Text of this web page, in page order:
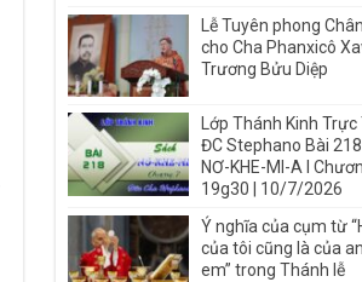
Lễ Tuyên phong
cho Cha Phanxicô
Trương Bửu Diệp
Lớp Thánh Kinh Trực
ĐC Stephano Bài
NƠ-KHE-MI-A I
19g30 | 10/7/2026
Ý nghĩa của cụm từ
của tôi cũng là của
em” trong Thánh lễ